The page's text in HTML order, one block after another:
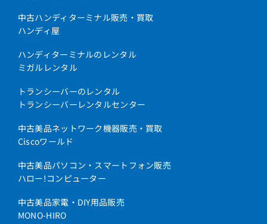
中古ハンディターミナル販売・買取
ハンディ屋
ハンディターミナルのレンタル
ミガルレンタル
トランシーバーのレンタル
トランシーバーレンタルセンター
中古美品ネットワーク機器販売・買取
Ciscoワールド
中古美品パソコン・スマートフォン販売
ハロー!コンピューター
中古美品家電・DIY用品販売
MONO-HIRO